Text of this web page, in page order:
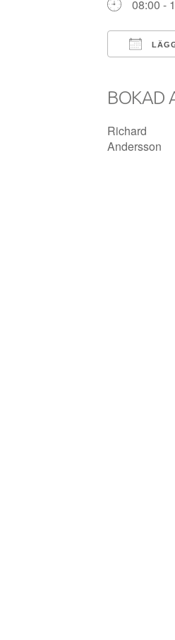
08:00 -
BOKAD
Richard
Andersson